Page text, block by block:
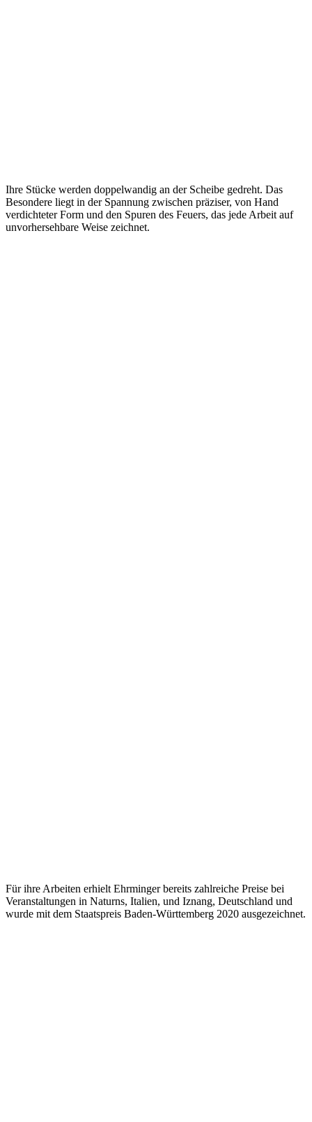
Ihre Stücke werden doppelwandig an der Scheibe gedreht. Das
Besondere liegt in der Spannung zwischen präziser, von Hand
verdichteter Form und den Spuren des Feuers, das jede Arbeit auf
unvorhersehbare Weise zeichnet.
Für ihre Arbeiten erhielt Ehrminger bereits zahlreiche Preise bei
Veranstaltungen in Naturns, Italien, und Iznang, Deutschland und
wurde mit dem Staatspreis Baden-Württemberg 2020 ausgezeichnet.